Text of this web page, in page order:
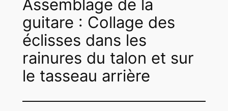
Assemblage de la
guitare : Collage des
éclisses dans les
rainures du talon et sur
le tasseau arrière